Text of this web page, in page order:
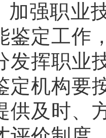
强职业
鉴定工作
发挥职业
定机构要
供及时、